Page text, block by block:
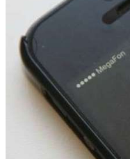
Волгоградские
рейтинга:
для химической
18:39
В Красноармейском
конкурс на ремонт
судоходный канал